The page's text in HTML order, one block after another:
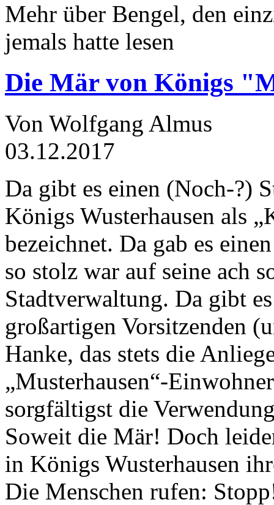
Mehr über Bengel, den
jemals hatte lesen
Die Mär von Königs
Von Wolfgang Almus
03.12.2017
Da gibt es einen (Noch-?)
Königs Wusterhausen als
bezeichnet. Da gab es
so stolz war auf seine ach
Stadtverwaltung. Da gibt
großartigen Vorsitzenden
Hanke, das stets die
„Musterhausen“-
sorgfältigst die
Soweit die Mär! Doch
in Königs Wusterhausen
Die Menschen rufen: